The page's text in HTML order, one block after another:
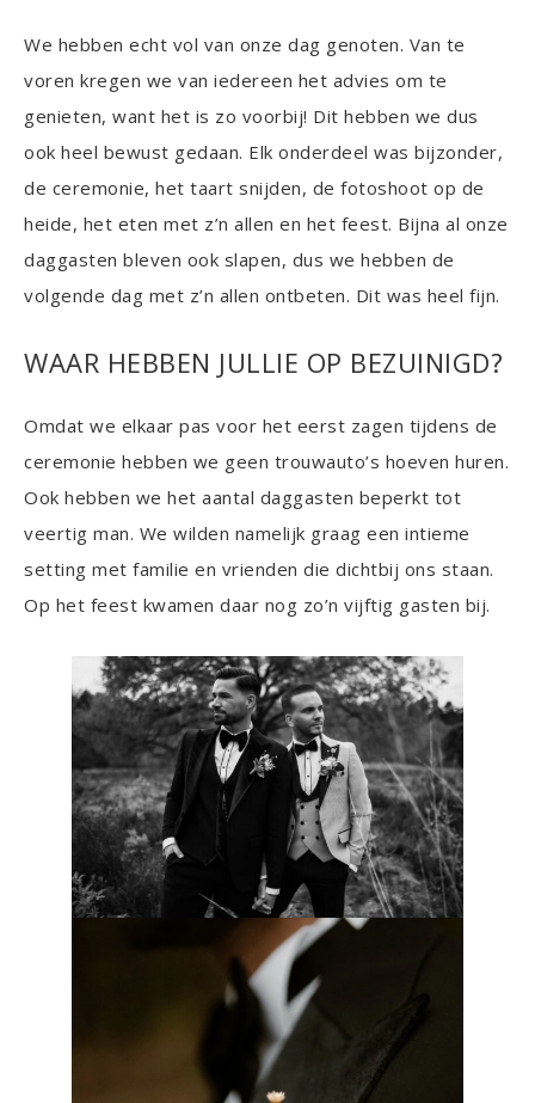
We hebben echt vol van onze dag genoten. Van te
voren kregen we van iedereen het advies om te
genieten, want het is zo voorbij! Dit hebben we dus
ook heel bewust gedaan. Elk onderdeel was bijzonder,
de ceremonie, het taart snijden, de fotoshoot op de
heide, het eten met z’n allen en het feest. Bijna al onze
daggasten bleven ook slapen, dus we hebben de
volgende dag met z’n allen ontbeten. Dit was heel fijn.
WAAR HEBBEN JULLIE OP BEZUINIGD?
Omdat we elkaar pas voor het eerst zagen tijdens de
ceremonie hebben we geen trouwauto’s hoeven huren.
Ook hebben we het aantal daggasten beperkt tot
veertig man. We wilden namelijk graag een intieme
setting met familie en vrienden die dichtbij ons staan.
Op het feest kwamen daar nog zo’n vijftig gasten bij.